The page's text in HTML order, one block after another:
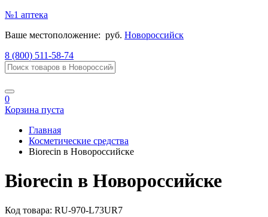
№1 аптека
Ваше местоположение: руб. Новороссийск
8 (800) 511-58-74
0
Корзина пуста
Главная
Косметические средства
Biorecin в Новороссийске
Biorecin в Новороссийске
Код товара: RU-970-L73UR7